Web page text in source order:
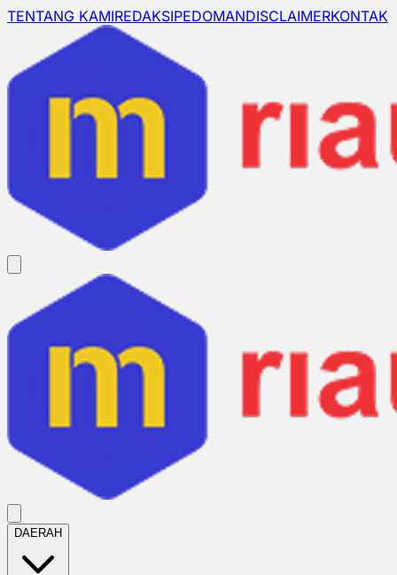
TENTANG KAMIREDAKSIPEDOMANDISCLAIMERKONTAK
DAERAH